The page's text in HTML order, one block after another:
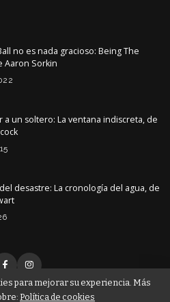
no es nada gracioso: Being The
Aaron Sorkin
a un soltero: La ventana indiscreta, de
desastre: La cronología del agua, de
para mejorar su experiencia. Más
Política de cookies